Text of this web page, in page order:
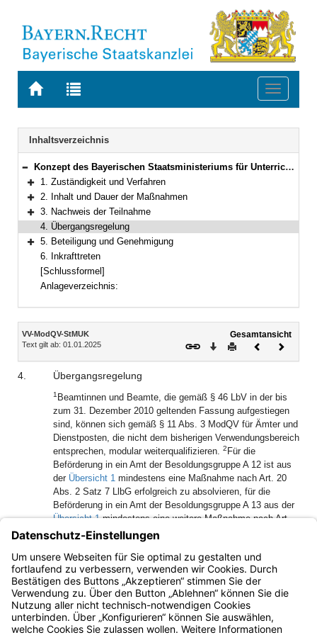
Zur
BAYERN.RECHT
Zur
letzten
Suche
Toggle
Navigation
Inhaltsverzeichnis
Bereich reduzieren
Konzept des Bayerischen Staatsministeriums für Unterricht und Kultus zur Durchführung der modularen Qualifizierung
Bereich erweitern
1. Zuständigkeit und Verfahren
Bereich erweitern
2. Inhalt und Dauer der Maßnahmen
Bereich erweitern
3. Nachweis der Teilnahme
4. Übergangsregelung
Bereich erweitern
5. Beteiligung und Genehmigung
6. Inkrafttreten
[Schlussformel]
Anlageverzeichnis:
Inhalt
VV-ModQV-StMUK
Text gilt ab: 01.01.2025
Gesamtansicht
Download
DruckenVorheriges
4. Übergangsregelung
1 Beamtinnen und Beamte, die gemäß § 46 LbV in der bis
zum 31. Dezember 2010 geltenden Fassung aufgestiegen
sind, können sich gemäß § 11 Abs. 3 ModQV für Ämter und
Dienstposten, die nicht dem bisherigen Verwendungsbereich
entsprechen, modular weiterqualifizieren. 2 Für die
Beförderung in ein Amt der Besoldungsgruppe A 12 ist aus
der Übersicht 1 mindestens eine Maßnahme nach Art. 20
Abs. 2 Satz 7 LlbG erfolgreich zu absolvieren, für die
Beförderung in ein Amt der Besoldungsgruppe A 13 aus der
Übersicht 1mindestens eine weitere Maßnahme nach Art.
20 Abs. 2 Satz 7 LlbG. Die Entscheidung, welche
Maßnahmen erfolgreich zu absolvieren sind, trifft die
oberste Dienstbehörde auf der Grundlage des
Verwendungsbereichs.
Bayern.de